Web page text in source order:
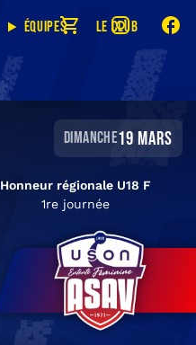
Équipes Le club
dimanche19 mars
Honneur régionale U18 F
1re journée